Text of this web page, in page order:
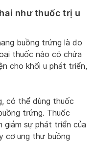
như thuốc trị u
buồng trứng là do
thuốc nào có chứa
cho khối u phát triển,
có thể dùng thuốc
trứng. Thuốc
giảm sự phát triển của
cơ ung thư buồng